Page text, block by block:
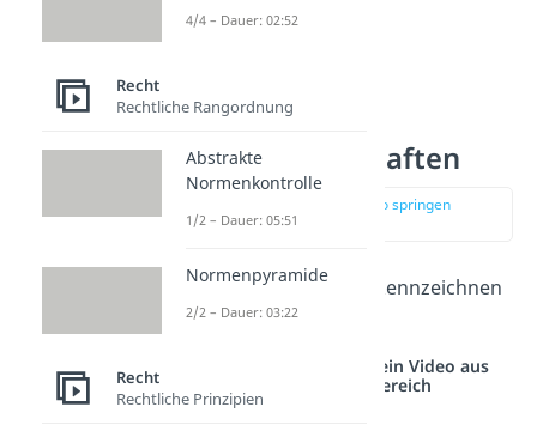
Merkmale von
Kapitalgesellschaften
zur Stelle im Video springen
(02:57)
Die folgenden Kriterien kennzeichnen
eine Kapitalgesellschaft:
Studyflix vernetzt: Hier ein Video aus
einem anderen Bereich
4/4 – Dauer: 02:52
Recht
Rechtliche Rangordnung
Abstrakte
Normenkontrolle
1/2 – Dauer: 05:51
Normenpyramide
2/2 – Dauer: 03:22
Recht
Rechtliche Prinzipien